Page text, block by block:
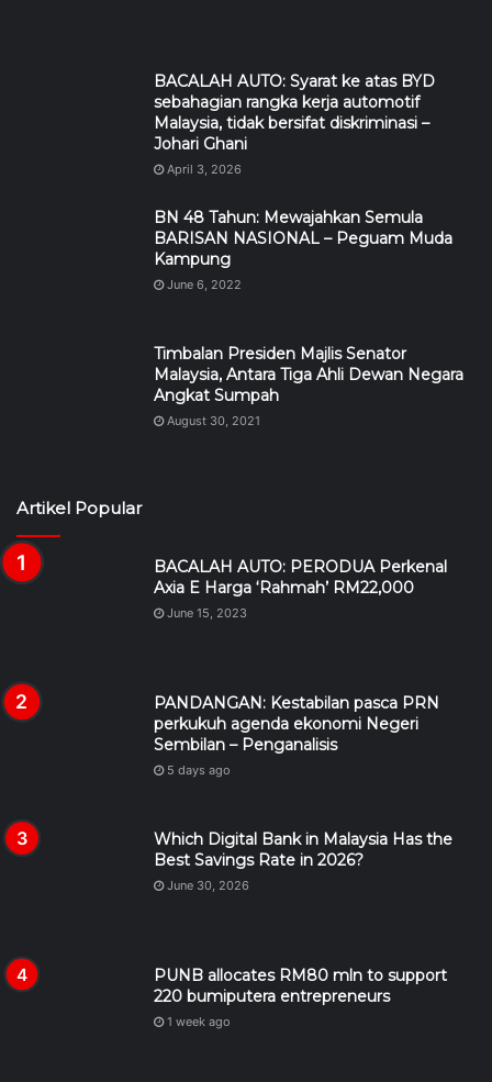
BACALAH AUTO: Syarat ke atas BYD
sebahagian rangka kerja automotif
Malaysia, tidak bersifat diskriminasi –
Johari Ghani
April 3, 2026
BN 48 Tahun: Mewajahkan Semula
BARISAN NASIONAL – Peguam Muda
Kampung
June 6, 2022
Timbalan Presiden Majlis Senator
Malaysia, Antara Tiga Ahli Dewan Negara
Angkat Sumpah
August 30, 2021
Artikel Popular
BACALAH AUTO: PERODUA Perkenal
Axia E Harga ‘Rahmah’ RM22,000
June 15, 2023
PANDANGAN: Kestabilan pasca PRN
perkukuh agenda ekonomi Negeri
Sembilan – Penganalisis
5 days ago
Which Digital Bank in Malaysia Has the
Best Savings Rate in 2026?
June 30, 2026
PUNB allocates RM80 mln to support
220 bumiputera entrepreneurs
1 week ago